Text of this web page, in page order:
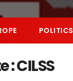
POLITICS
:CILSS